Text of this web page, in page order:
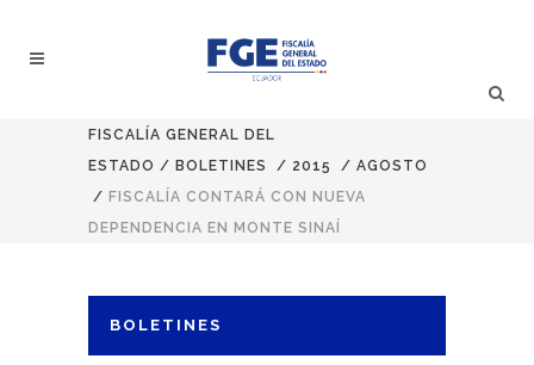
FISCALÍA GENERAL DEL
ESTADO / BOLETINES / 2015 / AGOSTO
/ FISCALÍA CONTARÁ CON NUEVA
DEPENDENCIA EN MONTE SINAÍ
BOLETINES